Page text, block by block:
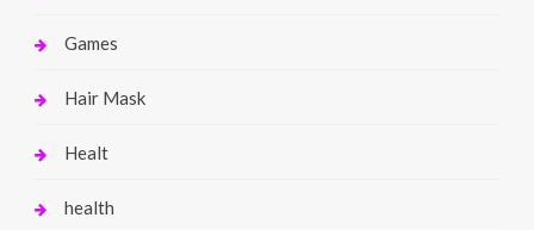
Games
Hair Mask
Healt
health